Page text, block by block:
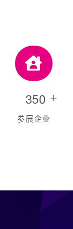
350 +
参展企业